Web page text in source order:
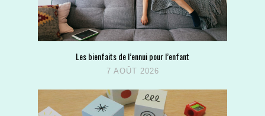
Les bienfaits de l’ennui pour l’enfant
7 AOÛT 2026